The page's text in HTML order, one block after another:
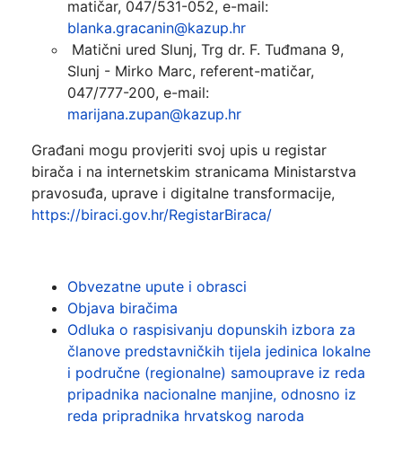
matičar, 047/531-052, e-mail:
blanka.gracanin@kazup.hr
Matični ured Slunj, Trg dr. F. Tuđmana 9,
Slunj - Mirko Marc, referent-matičar,
047/777-200, e-mail:
marijana.zupan@kazup.hr
Građani mogu provjeriti svoj upis u registar
birača i na internetskim stranicama Ministarstva
pravosuđa, uprave i digitalne transformacije,
https://biraci.gov.hr/RegistarBiraca/
Obvezatne upute i obrasci
Objava biračima
Odluka o raspisivanju dopunskih izbora za
članove predstavničkih tijela jedinica lokalne
i područne (regionalne) samouprave iz reda
pripadnika nacionalne manjine, odnosno iz
reda pripradnika hrvatskog naroda